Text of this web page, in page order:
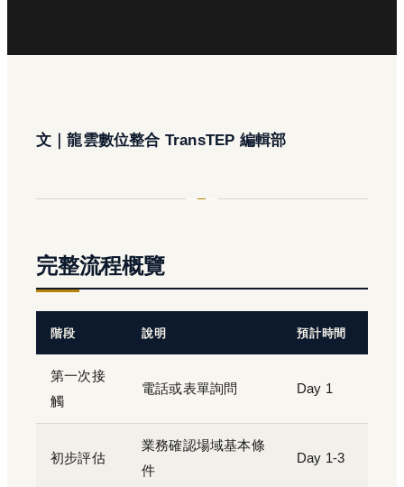
文｜龍雲數位整合 TransTEP 編輯部
完整流程概覽
階段 說明 預計時間
第一次接
觸
電話或表單詢問 Day 1
初步評估
業務確認場域基本條
件
Day 1-3